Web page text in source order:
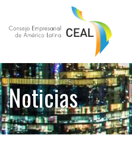
Noticias